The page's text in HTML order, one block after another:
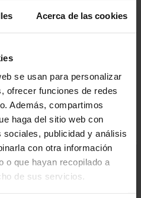
Acerca de las cookies
se usan para personalizar
ofrecer funciones de redes
Además, compartimos
haga del sitio web con
publicidad y análisis
con otra información
o que hayan recopilado a
de sus servicios.
VERSANDKOSTEN
Extrakten angereicherten,
Orange Mechanic bei den